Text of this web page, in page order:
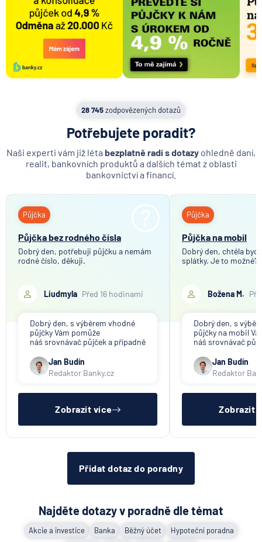
28 745zodpovězených dotazů
Potřebujete poradit?
Naši experti vám již léta bezplatně radí s dotazy ohledně daní,
realit, bankovních produktů a dalších témat z oblasti
bankovnictví a financí.
Půjčka
Půjčka bez rodného čísla
Dobrý den, potřebuji půjčku a nemám
rodné číslo, děkuji.
Liudmyla Před 16 hodinami
Dobrý den, s výběrem vhodné
půjčky Vám pomůže
náš srovnávač půjček a případně
půjček. Pro získání půjčky je
třeba mít dostatečný příjem,
nebýt ve zkušební ani výpovědní
Jan Budín
Redaktor Banky.cz
Zobrazit více
Půjčka
Půjčka na mobil
Dobrý den, chtěla
splátky. Je to možné?
Božena M.
Dobrý den, s
půjčky na mobil
náš srovnávač
půjček. Pro získání
nákupu na
dostatečný
Jan Budín
Redaktor
Zobrazit
Přidat dotaz do poradny
Najděte dotazy v poradně dle témat
Akcie a investice Banka Běžný účet
Hypoteční poradna